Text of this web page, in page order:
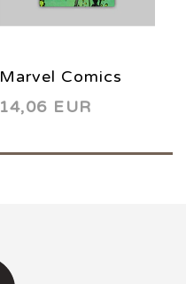
Marvel Comics
Presents 73 1991
14,06 EUR